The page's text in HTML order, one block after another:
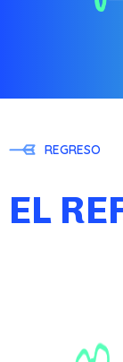
REGRESO
EL